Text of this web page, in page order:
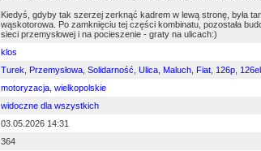
Kiedyś, gdyby tak szerzej zerknąć kadrem w lewą stronę, była
wąskotorowa. Po zamknięciu tej części kombinatu, pozostała
sieci przemysłowej i na pocieszenie - graty na ulicach:)
klos
Turek Przemysłowa Solidarność Ulica Maluch Fiat 126p 126el
motoryzacja wielkopolskie
widoczne dla wszystkich
03.05.2026 14:31
364